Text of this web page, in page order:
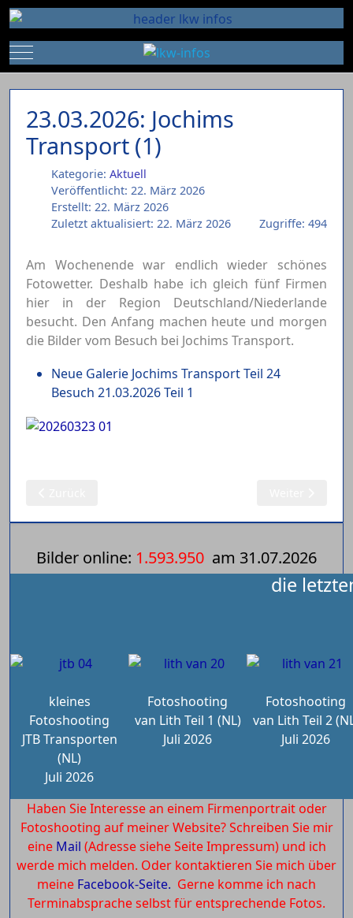
Mobile Menu Toggle
23.03.2026: Jochims
Transport (1)
Kategorie: Aktuell
Veröffentlicht: 22. März 2026
Erstellt: 22. März 2026
Zuletzt aktualisiert: 22. März 2026
Zugriffe: 494
Am Wochenende war endlich wieder schönes
Fotowetter. Deshalb habe ich gleich fünf Firmen
hier in der Region Deutschland/Niederlande
besucht. Den Anfang machen heute und morgen
die Bilder vom Besuch bei Jochims Transport.
Neue Galerie Jochims Transport Teil 24
Besuch 21.03.2026 Teil 1
Bilder online: 1.593.950 am 31.07.2026
die
kleines
Fotoshooting
JTB Transporten
(NL)
Juli 2026
Fotoshooting
van Lith Teil 1 (NL)
Juli 2026
Fotoshooting
van Lith Teil 2
Juli 2026
Haben Sie Interesse an einem Firmenportrait oder
Fotoshooting auf meiner Website? Schreiben Sie mir
eine Mail (Adresse siehe Seite Impressum) und ich
werde mich melden. Oder kontaktieren Sie mich über
meine Facebook-Seite. Gerne komme ich nach
Terminabsprache selbst für entsprechende Fotos.